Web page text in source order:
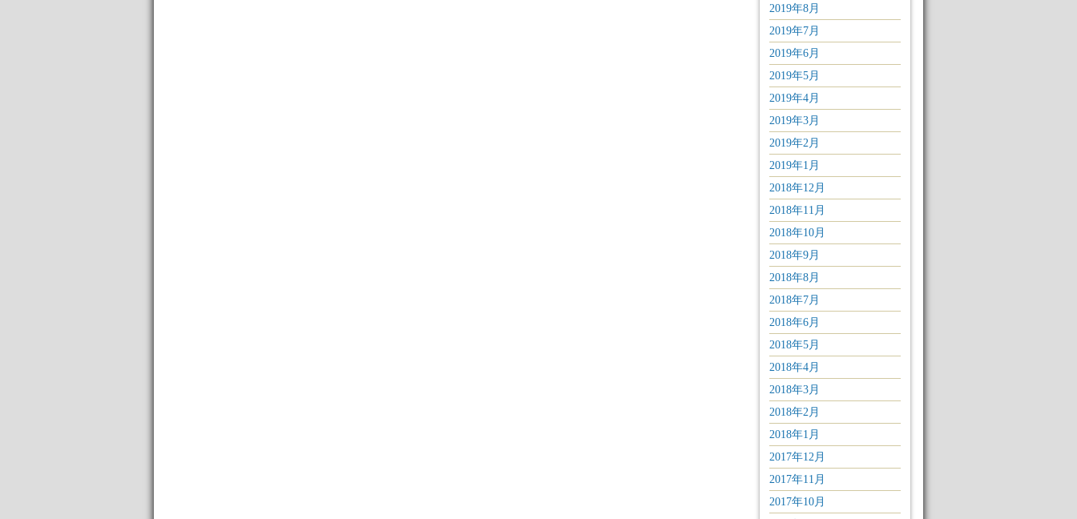
2019年8月
2019年7月
2019年6月
2019年5月
2019年4月
2019年3月
2019年2月
2019年1月
2018年12月
2018年11月
2018年10月
2018年9月
2018年8月
2018年7月
2018年6月
2018年5月
2018年4月
2018年3月
2018年2月
2018年1月
2017年12月
2017年11月
2017年10月